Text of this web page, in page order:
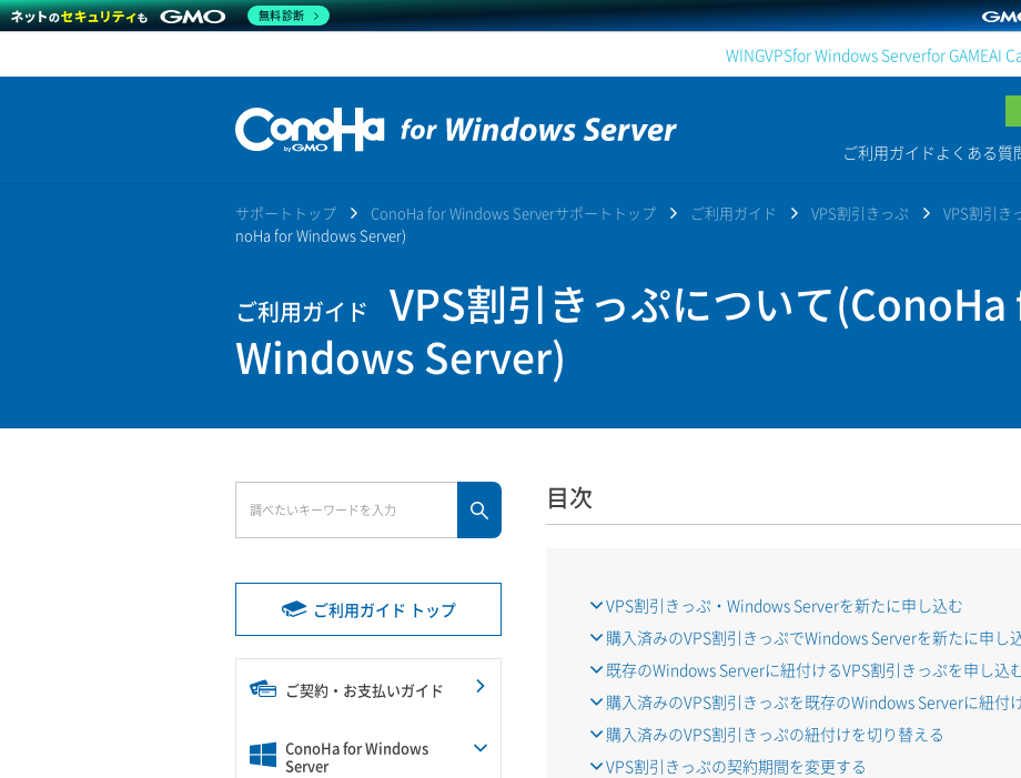
WINGVPSfor Windows Serverfor GAMEAI
ご利用ガイド よくある質
サポートトップ ConoHa for Windows Serverサポートトップ ご利用ガイド VPS割引きっぷ VPS割引き
noHa for Windows Server)
ご利用ガイド
VPS割引きっぷについて
Windows Server)
ご利用ガイド トップ
ご契約・お支払いガイド
ConoHa for Windows
Server
目次
VPS割引きっぷ・Windows Serverを新たに申し込む
購入済みのVPS割引きっぷでWindows Serverを新たに申し
既存のWindows Serverに紐付けるVPS割引きっぷを申し込
購入済みのVPS割引きっぷを既存のWindows Serverに紐付
購入済みのVPS割引きっぷの紐付けを切り替える
VPS割引きっぷの契約期間を変更する
無料診断